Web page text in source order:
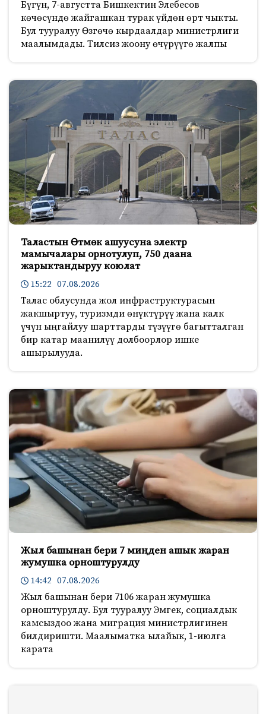
Бүгүн, 7-августта Бишкектин Элебесов
көчөсүндө жайгашкан турак үйдөн өрт чыкты.
Бул тууралуу Өзгөчө кырдаалдар министрлиги
маалымдады. Тилсиз жоону өчүрүүгө жалпы
Таластын Өтмөк ашуусуна электр
мамычалары орнотулуп, 750 даана
жарыктандыруу коюлат
15:22 07.08.2026
Талас облусунда жол инфраструктурасын
жакшыртуу, туризмди өнүктүрүү жана калк
үчүн ыңгайлуу шарттарды түзүүгө багытталган
бир катар маанилүү долбоорлор ишке
ашырылууда.
Жыл башынан бери 7 миңден ашык жаран
жумушка орноштурулду
14:42 07.08.2026
Жыл башынан бери 7106 жаран жумушка
орноштурулду. Бул тууралуу Эмгек, социалдык
камсыздоо жана миграция министрлигинен
билдиришти. Маалыматка ылайык, 1-июлга
карата